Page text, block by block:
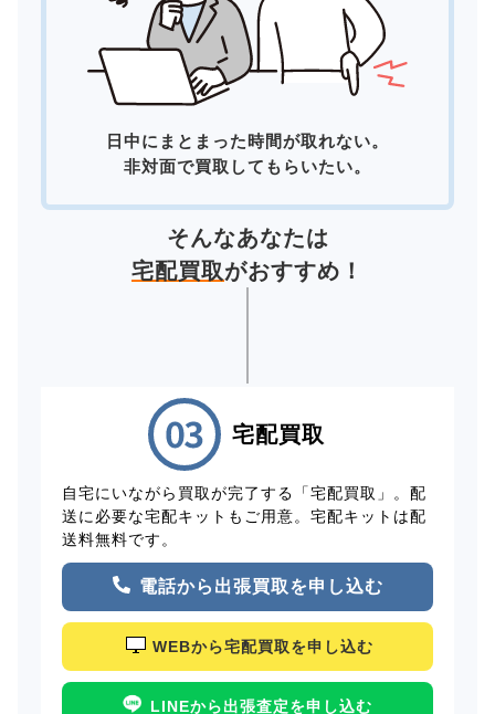
日中にまとまった時間が取れない。
非対面で買取してもらいたい。
そんなあなたは
宅配買取がおすすめ！
宅配買取
自宅にいながら買取が完了する「宅配買取」。配
送に必要な宅配キットもご用意。宅配キットは配
送料無料です。
電話から出張買取を申し込む
WEBから宅配買取を申し込む
LINEから出張査定を申し込む